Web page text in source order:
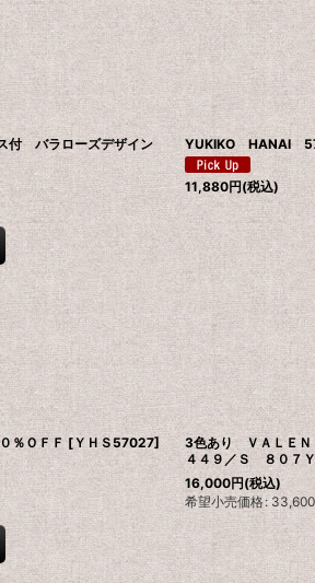
バラローズデザイン
YUKIKO HANAI
11,880円(税込)
ＯＦＦ [ＹＨＳ57027]
3色あり ＶＡＬＥ
４４９／Ｓ ８０７
16,000円(税込)
希望小売価格: 33,600